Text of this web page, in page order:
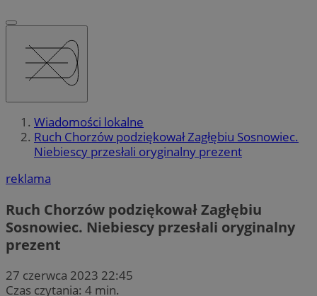
Wiadomości lokalne
Ruch Chorzów podziękował Zagłębiu Sosnowiec.
Niebiescy przesłali oryginalny prezent
reklama
Ruch Chorzów podziękował Zagłębiu
Sosnowiec. Niebiescy przesłali oryginalny
prezent
27 czerwca 2023 22:45
Czas czytania: 4 min.